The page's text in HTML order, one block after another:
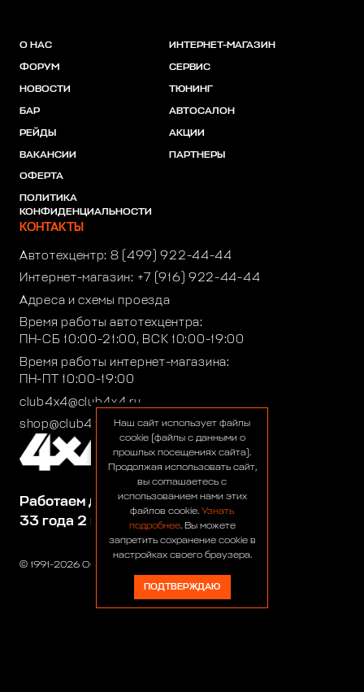
© 1991-2026 ООО «Сервис 4х4»
Работаем для вас:
33 года 2 месяца 22 дня
О НАС
ФОРУМ
НОВОСТИ
БАР
РЕЙДЫ
ВАКАНСИИ
ОФЕРТА
ПОЛИТИКА
КОНФИДЕНЦИАЛЬНОСТИ
ИНТЕРНЕТ-МАГАЗИН
СЕРВИС
ТЮНИНГ
АВТОСАЛОН
АКЦИИ
ПАРТНЕРЫ
КОНТАКТЫ
Автотехцентр: 8 (499) 922-44-44
Интернет-магазин: +7 (916) 922-44-44
Адреса и схемы проезда
Время работы автотехцентра:
ПН-СБ 10:00-21:00, ВСК 10:00-19:00
Время работы интернет-магазина:
ПН-ПТ 10:00-19:00
club4x4@club4x4.ru
shop@club4x4.ruНаш сайт использует файлы
cookie (файлы с данными о
прошлых посещениях сайта).
Продолжая использовать сайт,
вы соглашаетесь с
использованием нами этих
файлов cookie. Узнать
подробнее. Вы можете
запретить сохранение cookie в
настройках своего браузера.
ПОДТВЕРЖДАЮ